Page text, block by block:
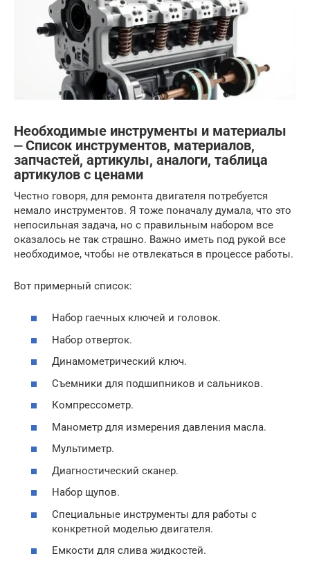
Необходимые инструменты и материалы
⏤ Список инструментов, материалов,
запчастей, артикулы, аналоги, таблица
артикулов с ценами
Честно говоря, для ремонта двигателя потребуется
немало инструментов. Я тоже поначалу думала, что это
непосильная задача, но с правильным набором все
оказалось не так страшно. Важно иметь под рукой все
необходимое, чтобы не отвлекаться в процессе работы.
Вот примерный список:
Набор гаечных ключей и головок.
Набор отверток.
Динамометрический ключ.
Съемники для подшипников и сальников.
Компрессометр.
Манометр для измерения давления масла.
Мультиметр.
Диагностический сканер.
Набор щупов.
Специальные инструменты для работы с
конкретной моделью двигателя.
Емкости для слива жидкостей.